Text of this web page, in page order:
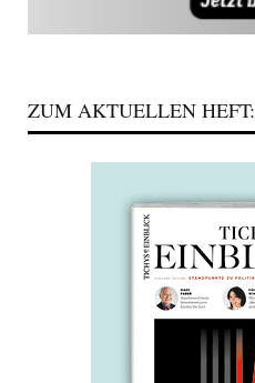
ZUM AKTUELLEN HEFT: